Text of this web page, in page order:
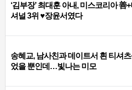
‘김부장’ 최대훈 아내, 미스코리아 善
셔널 3위 ♥장윤서였다
송혜교, 남사친과 데이트서 흰 티셔
었을 뿐인데…빛나는 미모